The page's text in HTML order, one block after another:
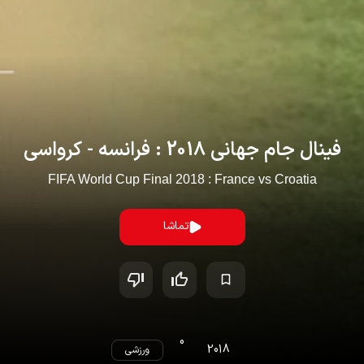
فینال جام جهانی 2018 : فرانسه - کرواسی
FIFA World Cup Final 2018 : France vs Croatia
تماشا
2018
0 ورزشی